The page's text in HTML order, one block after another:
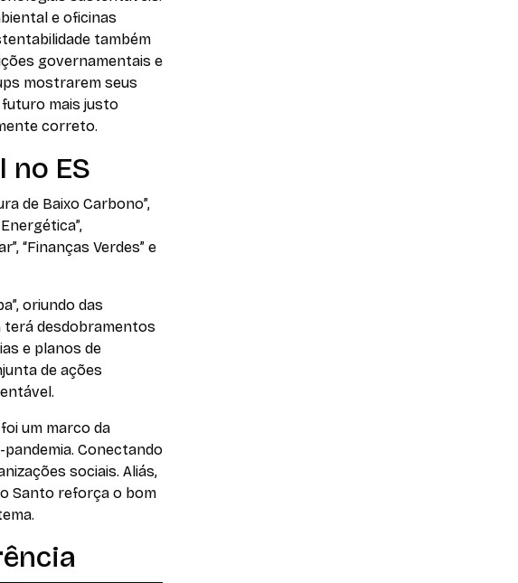
e oficinas
também
governamentais e
mostrarem seus
mais justo
correto.
ES
de Baixo Carbono”,
“Finanças Verdes” e
oriundo das
terá desdobramentos
e planos de
de ações
um marco da
Conectando
sociais. Aliás,
Santo reforça o bom